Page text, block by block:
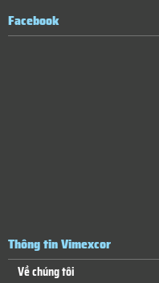
Facebook
Thông tin Vimexcor
Về chúng tôi